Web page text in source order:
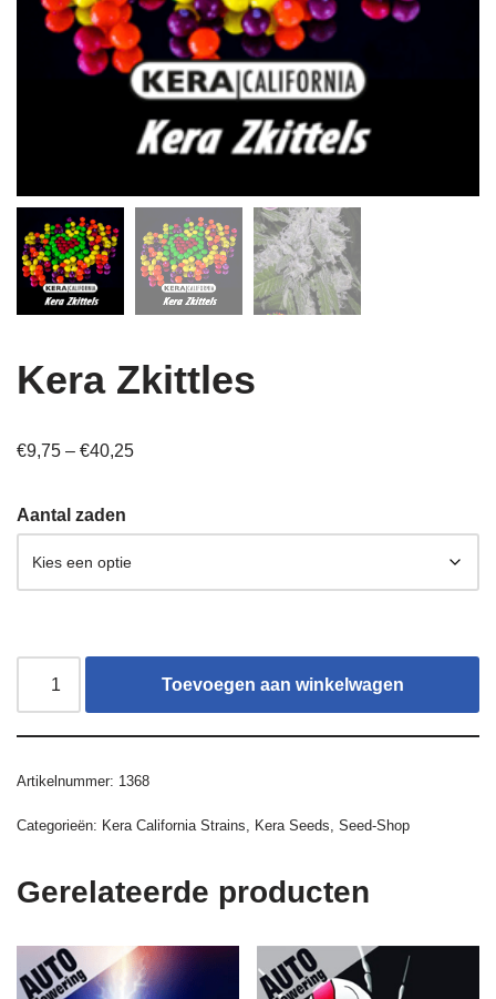
Kera Zkittles
€9,75 – €40,25
Aantal zaden
Toevoegen aan winkelwagen
Artikelnummer: 1368
Categorieën: Kera California Strains, Kera Seeds, Seed-Shop
Gerelateerde producten